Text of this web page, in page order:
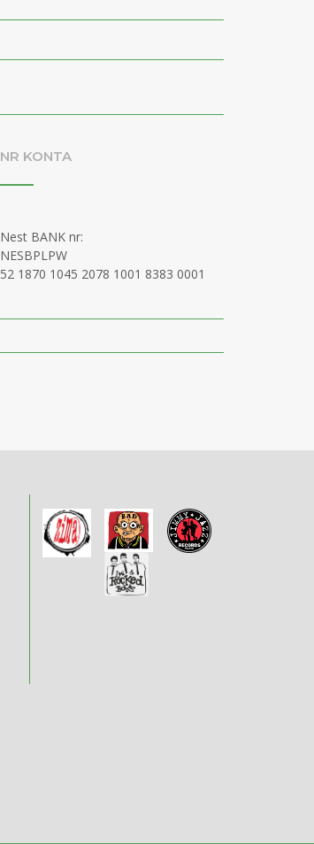
NR KONTA
Nest BANK nr:
NESBPLPW
52 1870 1045 2078 1001 8383 0001